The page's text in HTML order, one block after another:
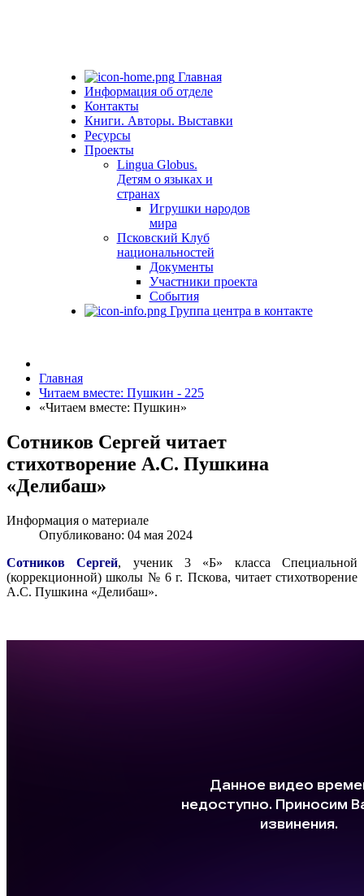
Главная
Информация об отделе
Контакты
Книги. Авторы. Выставки
Ресурсы
Проекты
Lingua Globus.
Детям о языках и
странах
Игрушки народов
мира
Псковский Клуб
национальностей
Документы
Участники проекта
События
Группа центра в контакте
Главная
Читаем вместе: Пушкин - 225
«Читаем вместе: Пушкин»
Сотников Сергей читает
стихотворение А.С. Пушкина
«Делибаш»
Информация о материале
Опубликовано: 04 мая 2024
Сотников Сергей, ученик 3 «Б» класса Специальной
(коррекционной) школы № 6 г. Пскова, читает стихотворение
А.С. Пушкина «Делибаш».